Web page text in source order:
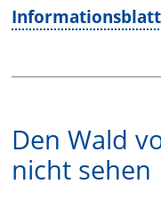
Informationsblatt
Den Wald
nicht sehen